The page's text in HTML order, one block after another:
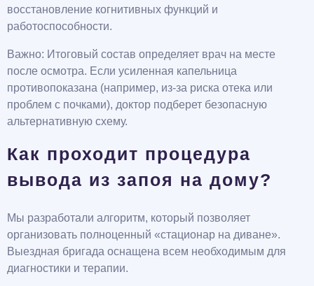
восстановление когнитивных функций и
работоспособности.
Важно: Итоговый состав определяет врач на месте
после осмотра. Если усиленная капельница
противопоказана (например, из-за риска отека или
проблем с почками), доктор подберет безопасную
альтернативную схему.
Как проходит процедура
вывода из запоя на дому?
Мы разработали алгоритм, который позволяет
организовать полноценный «стационар на диване».
Выездная бригада оснащена всем необходимым для
диагностики и терапии.